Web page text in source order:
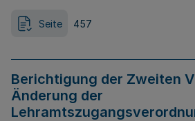
Seite 457
Berichtigung der Zweiten
Änderung der